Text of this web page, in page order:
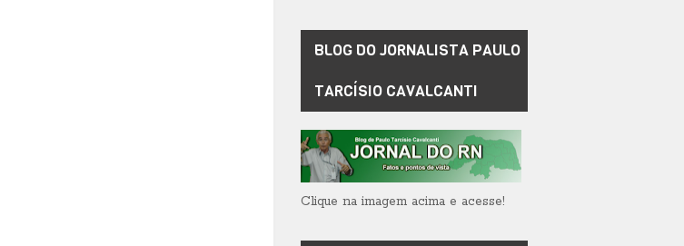
BLOG DO JORNALISTA PAULO
TARCÍSIO CAVALCANTI
Clique na imagem acima e acesse!